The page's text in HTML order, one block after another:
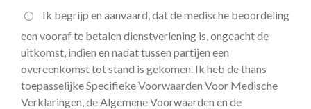
Ik begrijp en aanvaard, dat de medische beoordeling
een vooraf te betalen dienstverlening is, ongeacht de
uitkomst, indien en nadat tussen partijen een
overeenkomst tot stand is gekomen. Ik heb de thans
toepasselijke Specifieke Voorwaarden Voor Medische
Verklaringen, de Algemene Voorwaarden en de